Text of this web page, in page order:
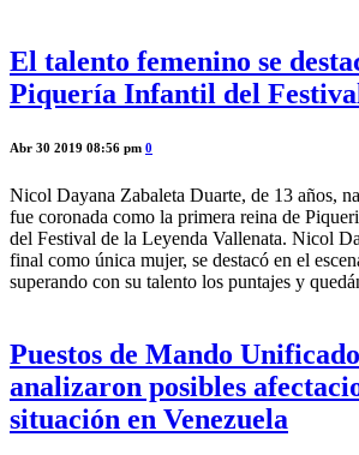
El talento femenino se
Piquería Infantil del
Abr 30 2019 08:56 pm 0
Nicol Dayana Zabaleta Duarte, de 13 años,
fue coronada como la primera reina de
del Festival de la Leyenda Vallenata. Nicol
final como única mujer, se destacó en el
superando con su talento los puntajes y
Puestos de Mando
analizaron posibles
situación en Venezuela